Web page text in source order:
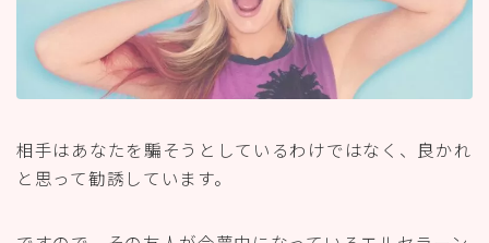
相手はあなたを騙そうとしているわけではなく、良かれ
と思って勧誘しています。